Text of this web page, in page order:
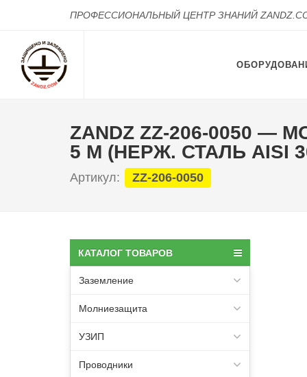
ПРОФЕССИОНАЛЬНЫЙ ЦЕНТР ЗНАНИЙ
ZANDZ ZZ-206-0050
5 М (НЕРЖ. СТАЛЬ AISI
Артикул: ZZ-206-0050
КАТАЛОГ ТОВАРОВ
Заземление
Молниезащита
УЗИП
Проводники